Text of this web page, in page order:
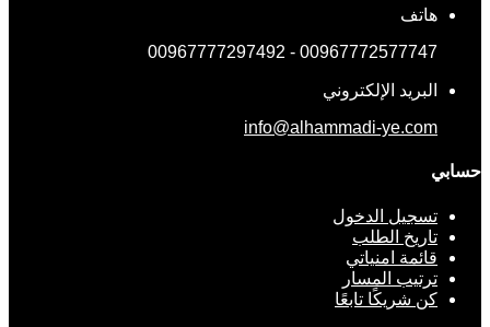
هاتف
00967772577747 - 00967777297492
البريد الإلكتروني
info@alhammadi-ye.com
حسابي
تسجيل الدخول
تاريخ الطلب
قائمة امنياتي
ترتيب المسار
كن شريكًا تابعًا